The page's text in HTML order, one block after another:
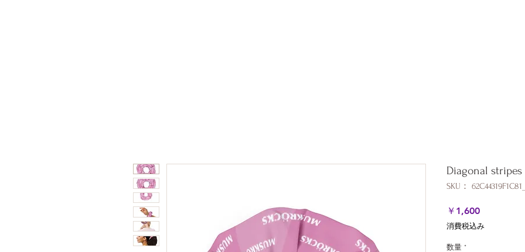
Diagonal
SKU：
￥1,600価
格
消費税込み
数量 *